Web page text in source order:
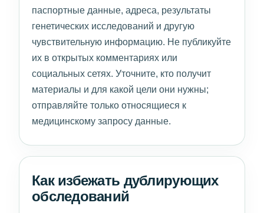
паспортные данные, адреса, результаты
генетических исследований и другую
чувствительную информацию. Не публикуйте
их в открытых комментариях или
социальных сетях. Уточните, кто получит
материалы и для какой цели они нужны;
отправляйте только относящиеся к
медицинскому запросу данные.
Как избежать дублирующих
обследований